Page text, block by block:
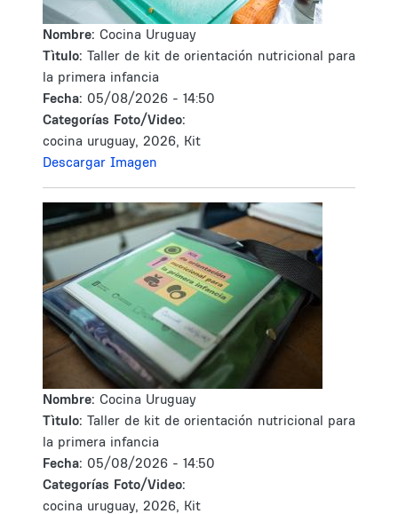
Nombre: Cocina Uruguay
Tìtulo: Taller de kit de orientación nutricional para
la primera infancia
Fecha: 05/08/2026 - 14:50
Categorías Foto/Video:
cocina uruguay, 2026, Kit
Descargar Imagen
Nombre: Cocina Uruguay
Tìtulo: Taller de kit de orientación nutricional para
la primera infancia
Fecha: 05/08/2026 - 14:50
Categorías Foto/Video:
cocina uruguay, 2026, Kit